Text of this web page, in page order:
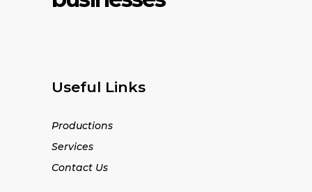
Useful Links
Productions
Services
Contact Us